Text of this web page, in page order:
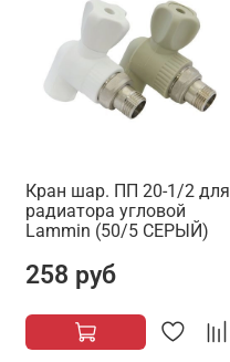
Кран шар. ПП 20-1/2 для
радиатора угловой
Lammin (50/5 СЕРЫЙ)
258 руб